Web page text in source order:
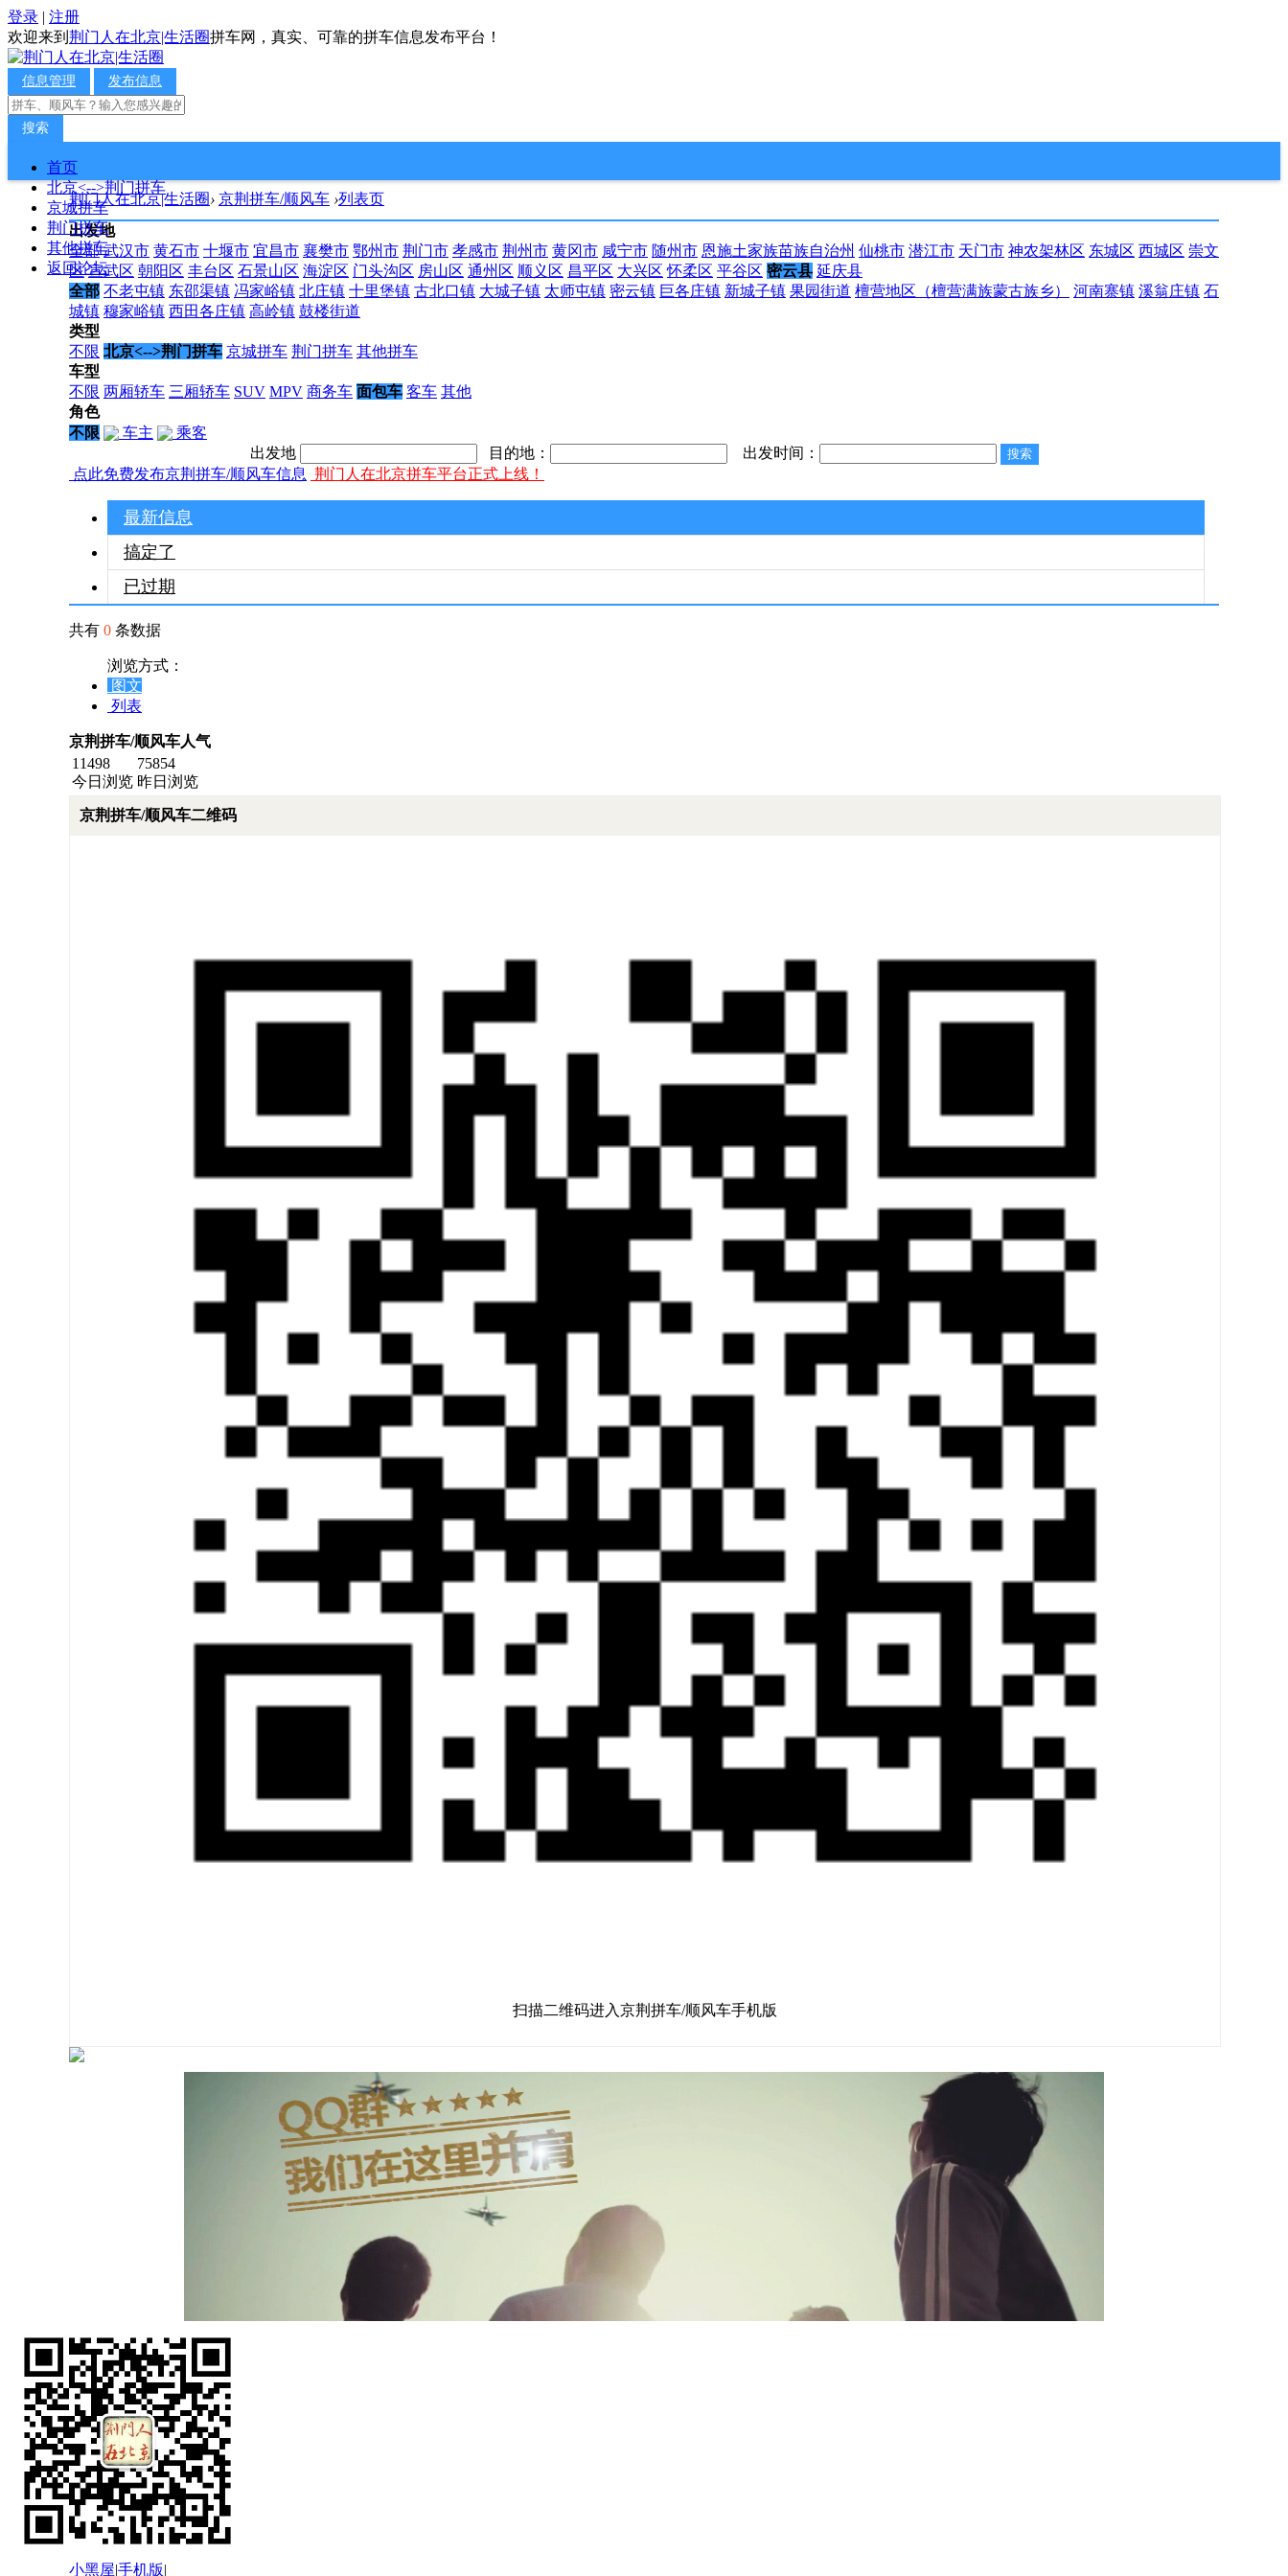
登录 | 注册
欢迎来到 荆门人在北京|生活圈拼车网，真实、可靠的拼车信息发布平台！
信息管理 发布信息
搜索
首页
北京<-->荆门拼车
京城拼车
荆门拼车
其他拼车
返回论坛
荆门人在北京|生活圈› 京荆拼车/顺风车 ›列表页
出发地
全部 武汉市 黄石市 十堰市 宜昌市 襄樊市 鄂州市 荆门市 孝感市 荆州市 黄冈市 咸宁市 随州市 恩施土家族苗族自治州 仙桃市 潜江市 天门市 神农架林区 东城区 西城区 崇文
区 宣武区 朝阳区 丰台区 石景山区 海淀区 门头沟区 房山区 通州区 顺义区 昌平区 大兴区 怀柔区 平谷区 密云县 延庆县
全部 不老屯镇 东邵渠镇 冯家峪镇 北庄镇 十里堡镇 古北口镇 大城子镇 太师屯镇 密云镇 巨各庄镇 新城子镇 果园街道 檀营地区（檀营满族蒙古族乡） 河南寨镇 溪翁庄镇 石
城镇 穆家峪镇 西田各庄镇 高岭镇 鼓楼街道
类型
不限 北京<-->荆门拼车 京城拼车 荆门拼车 其他拼车
车型
不限 两厢轿车 三厢轿车 SUV MPV 商务车 面包车 客车 其他
角色
不限
车主
乘客
出发地
目的地：
出发时间：
点此免费发布京荆拼车/顺风车信息 荆门人在北京拼车平台正式上线！
最新信息
搞定了
已过期
共有 0 条数据
浏览方式：
图文
列表
京荆拼车/顺风车人气
11498
今日浏览
75854
昨日浏览
京荆拼车/顺风车二维码
扫描二维码进入京荆拼车/顺风车手机版
小黑屋|手机版|